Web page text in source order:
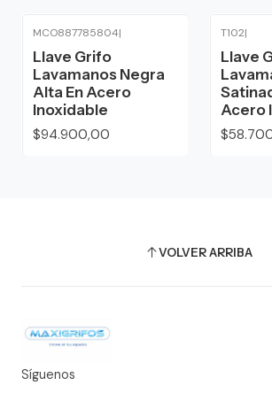
MCO887785804|
Llave Grifo
Lavamanos Negra
Alta En Acero
Inoxidable
$94.900,00
T102|
Llave
Acero
VOLVER ARRIBA
Síguenos